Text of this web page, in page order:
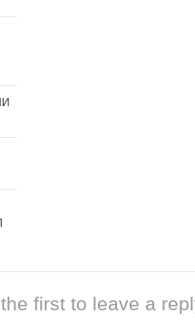
first to leave a